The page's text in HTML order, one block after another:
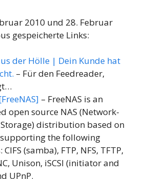
2010 und 28. Februar
gespeicherte Links:
der Hölle | Dein Kunde hat
– Für den Feedreader,
– FreeNAS is an
open source NAS (Network-
distribution based on
supporting the following
(samba), FTP, NFS, TFTP,
Unison, iSCSI (initiator and
UPnP.